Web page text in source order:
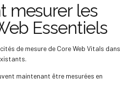
mesurer les
Essentiels
de mesure de Core Web Vitals dans
maintenant être mesurées en